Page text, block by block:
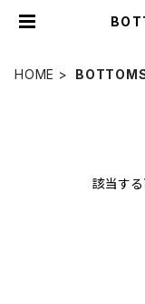
HOME
該当する